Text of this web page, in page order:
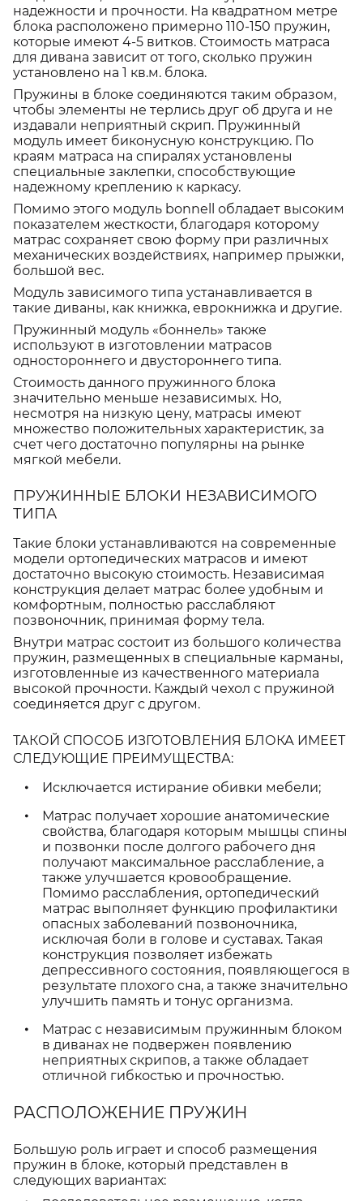
надежности и прочности. На квадратном метре
блока расположено примерно 110-150 пружин,
которые имеют 4-5 витков. Стоимость матраса
для дивана зависит от того, сколько пружин
установлено на 1 кв.м. блока.
Пружины в блоке соединяются таким образом,
чтобы элементы не терлись друг об друга и не
издавали неприятный скрип. Пружинный
модуль имеет биконусную конструкцию. По
краям матраса на спиралях установлены
специальные заклепки, способствующие
надежному креплению к каркасу.
Помимо этого модуль bonnell обладает высоким
показателем жесткости, благодаря которому
матрас сохраняет свою форму при различных
механических воздействиях, например прыжки,
большой вес.
Модуль зависимого типа устанавливается в
такие диваны, как книжка, еврокнижка и другие.
Пружинный модуль «боннель» также
используют в изготовлении матрасов
одностороннего и двустороннего типа.
Стоимость данного пружинного блока
значительно меньше независимых. Но,
несмотря на низкую цену, матрасы имеют
множество положительных характеристик, за
счет чего достаточно популярны на рынке
мягкой мебели.
ПРУЖИННЫЕ БЛОКИ НЕЗАВИСИМОГО
ТИПА
Такие блоки устанавливаются на современные
модели ортопедических матрасов и имеют
достаточно высокую стоимость. Независимая
конструкция делает матрас более удобным и
комфортным, полностью расслабляют
позвоночник, принимая форму тела.
Внутри матрас состоит из большого количества
пружин, размещенных в специальные карманы,
изготовленные из качественного материала
высокой прочности. Каждый чехол с пружиной
соединяется друг с другом.
ТАКОЙ СПОСОБ ИЗГОТОВЛЕНИЯ БЛОКА ИМЕЕТ
СЛЕДУЮЩИЕ ПРЕИМУЩЕСТВА:
Исключается истирание обивки мебели;
Матрас получает хорошие анатомические
свойства, благодаря которым мышцы спины
и позвонки после долгого рабочего дня
получают максимальное расслабление, а
также улучшается кровообращение.
Помимо расслабления, ортопедический
матрас выполняет функцию профилактики
опасных заболеваний позвоночника,
исключая боли в голове и суставах. Такая
конструкция позволяет избежать
депрессивного состояния, появляющегося в
результате плохого сна, а также значительно
улучшить память и тонус организма.
Матрас с независимым пружинным блоком
в диванах не подвержен появлению
неприятных скрипов, а также обладает
отличной гибкостью и прочностью.
РАСПОЛОЖЕНИЕ ПРУЖИН
Большую роль играет и способ размещения
пружин в блоке, который представлен в
следующих вариантах: